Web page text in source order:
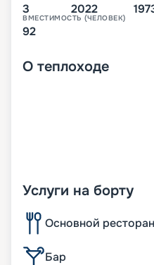
3 2022
ВМЕСТИМОСТЬ (ЧЕЛОВЕК)
92
О теплоходе
Услуги на борту
Основной ресторан
Бар